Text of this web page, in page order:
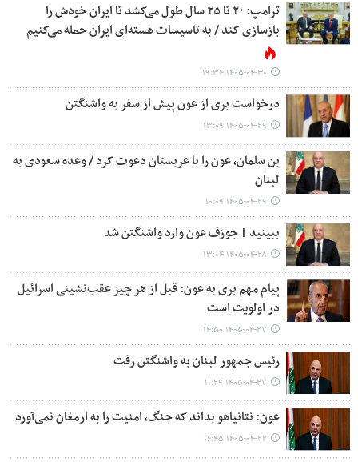
ترامپ: ۲۰ تا ۲۵ سال طول می‌کشد تا ایران خودش را
بازسازی کند / به تاسیسات هسته‌ای ایران حمله می‌کنیم
۱۴۰۵-۰۴-۳۰ ۱۹:۳۴
درخواست بری از عون پیش از سفر به واشنگتن
۱۴۰۵-۰۴-۲۹ ۱۳:۰۹
بن سلمان، عون را با عربستان دعوت کرد / وعده سعودی به
لبنان
۱۴۰۵-۰۴-۲۹ ۱۰:۰۹
ببینید | جوزف عون وارد واشنگتن شد
۱۴۰۵-۰۴-۲۸ ۱۳:۰۴
پیام مهم بری به عون: قبل از هر چیز عقب‌نشینی اسرائیل
در اولویت است
۱۴۰۵-۰۴-۲۷ ۱۴:۵۰
رئیس جمهور لبنان به واشنگتن رفت
۱۴۰۵-۰۴-۲۷ ۱۱:۲۹
عون: نتانیاهو بداند که جنگ، امنیت را به ارمغان نمی‌آورد
۱۴۰۵-۰۴-۲۲ ۱۶:۴۵